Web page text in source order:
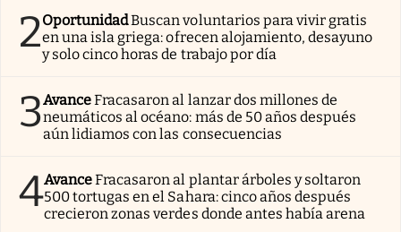
2OportunidadBuscan voluntarios para vivir gratis
en una isla griega: ofrecen alojamiento, desayuno
y solo cinco horas de trabajo por día
3AvanceFracasaron al lanzar dos millones de
neumáticos al océano: más de 50 años después
aún lidiamos con las consecuencias
4AvanceFracasaron al plantar árboles y soltaron
500 tortugas en el Sahara: cinco años después
crecieron zonas verdes donde antes había arena